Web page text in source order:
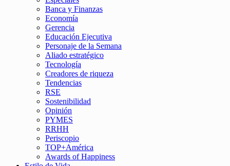
Banca y Finanzas
Economía
Gerencia
Educación Ejecutiva
Personaje de la Semana
Aliado estratégico
Tecnología
Creadores de riqueza
Tendencias
RSE
Sostenibilidad
Opinión
PYMES
RRHH
Periscopio
TOP+América
Awards of Happiness